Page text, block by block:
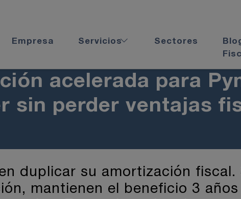
Empresa Servicios Sectores
acelerada para
sin perder ventajas
duplicar su amortización fiscal.
mantienen el beneficio 3